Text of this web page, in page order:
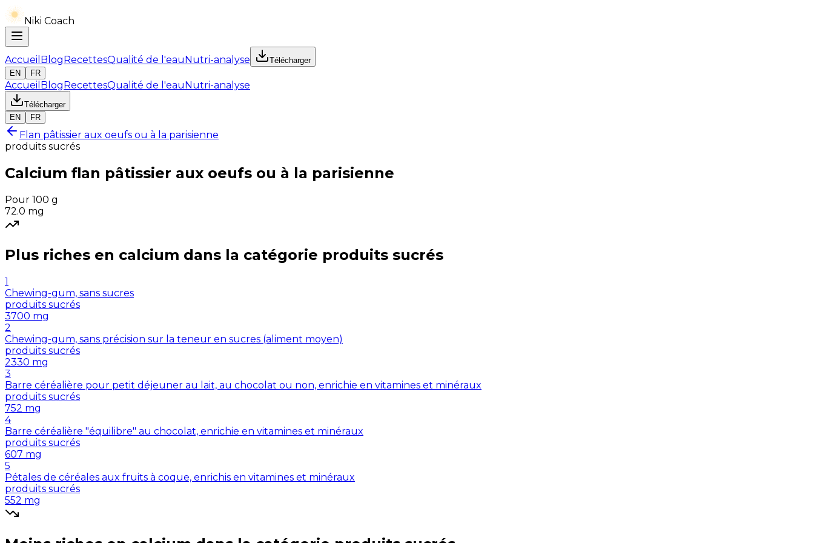
Niki Coach
Accueil BlogRecettesQualité de l'eauNutri-analyse
Télécharger
EN
FR
Accueil BlogRecettesQualité de l'eauNutri-analyse
Télécharger
EN
FR
Flan pâtissier aux oeufs ou à la parisienne
produits sucrés
Calcium flan pâtissier aux oeufs ou à la parisienne
Pour 100 g
72.0 mg
Plus riches en calcium dans la catégorie produits sucrés
1
Chewing-gum, sans sucres
produits sucrés
3700 mg
2
Chewing-gum, sans précision sur la teneur en sucres (aliment moyen)
produits sucrés
2330 mg
3
Barre céréalière pour petit déjeuner au lait, au chocolat ou non, enrichie en vitamines et minéraux
produits sucrés
752 mg
4
Barre céréalière "équilibre" au chocolat, enrichie en vitamines et minéraux
produits sucrés
607 mg
5
Pétales de céréales aux fruits à coque, enrichis en vitamines et minéraux
produits sucrés
552 mg